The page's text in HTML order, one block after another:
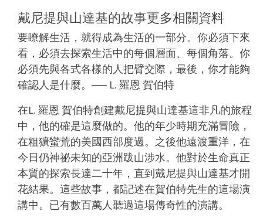
戴尼提與山達基的故事更多相關資料
要瞭解生活，就得成為生活的一部分。 你必須下來
看，必須去探索生活中的每個層面、每個角落。你
必須先與各式各樣的人把臂交際，最後，你才能夠
確認人是什麼。 ── L. 羅恩 賀伯特
在L. 羅恩 賀伯特創建戴尼提與山達基這非凡的旅程
中，他的確是這麼做的。他的年少時期充滿冒險，
在粗獷蠻荒的美國西部度過。之後他遠渡重洋，在
今日仍神祕未知的亞洲跋山涉水。他對於生命真正
本質的探索長達二十年，直到戴尼提與山達基才開
花結果。這些故事，都記述在賀伯特先生的這場演
講中。已有數百萬人聽過這場傳奇性的演講。